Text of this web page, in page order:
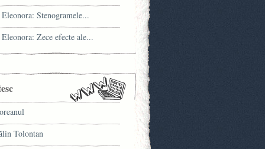
Stenogramele...
Zece efecte ale...
Tolontan